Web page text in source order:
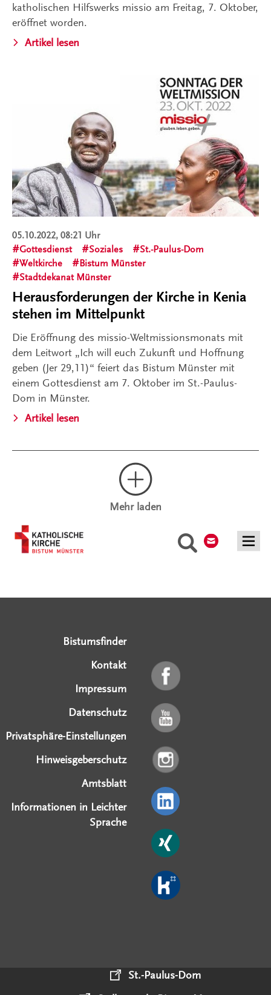
Suche
katholischen Hilfswerks missio am Freitag, 7. Oktober,
eröffnet worden.
Artikel lesen
05.10.2022, 08:21 Uhr
Gottesdienst
Soziales
St.-Paulus-Dom
Weltkirche
Bistum Münster
Stadtdekanat Münster
Herausforderungen der Kirche in Kenia
stehen im Mittelpunkt
Die Eröffnung des missio-Weltmissionsmonats mit
dem Leitwort „Ich will euch Zukunft und Hoffnung
geben (Jer 29,11)“ feiert das Bistum Münster mit
einem Gottesdienst am 7. Oktober im St.-Paulus-
Dom in Münster.
Artikel lesen
Mehr laden
Bistumsfinder
Kontakt
Impressum
Datenschutz
Privatsphäre-Einstellungen
Hinweisgeberschutz
Amtsblatt
Informationen in Leichter
Sprache
St.-Paulus-Dom